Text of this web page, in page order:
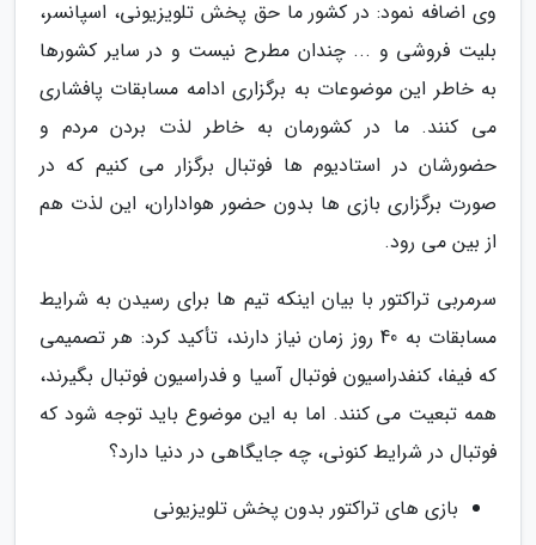
وی اضافه نمود: در کشور ما حق پخش تلویزیونی، اسپانسر،
بلیت فروشی و ... چندان مطرح نیست و در سایر کشورها
به خاطر این موضوعات به برگزاری ادامه مسابقات پافشاری
می کنند. ما در کشورمان به خاطر لذت بردن مردم و
حضورشان در استادیوم ها فوتبال برگزار می کنیم که در
صورت برگزاری بازی ها بدون حضور هواداران، این لذت هم
از بین می رود.
سرمربی تراکتور با بیان اینکه تیم ها برای رسیدن به شرایط
مسابقات به 40 روز زمان نیاز دارند، تأکید کرد: هر تصمیمی
که فیفا، کنفدراسیون فوتبال آسیا و فدراسیون فوتبال بگیرند،
همه تبعیت می کنند. اما به این موضوع باید توجه شود که
فوتبال در شرایط کنونی، چه جایگاهی در دنیا دارد؟
بازی های تراکتور بدون پخش تلویزیونی